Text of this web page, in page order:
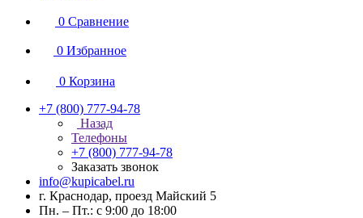
0 Сравнение
0 Избранное
0 Корзина
+7 (800) 777-94-78
Назад
Телефоны
+7 (800) 777-94-78
Заказать звонок
info@kupicabel.ru
г. Краснодар, проезд Майский 5
Пн. – Пт.: с 9:00 до 18:00